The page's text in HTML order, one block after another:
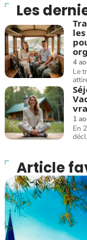
Les
4
Le
1
En
Article